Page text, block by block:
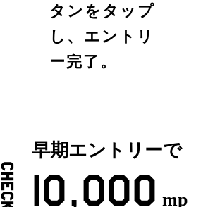
タンを タップ
し、エントリ
ー完了。
CHECK!
早期エントリーで
10,000 mp